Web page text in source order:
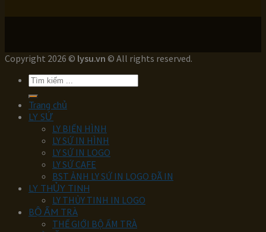
Copyright 2026 © lysu.vn © All rights reserved.
Tìm
Trang chủ
LY SỨ
LY BIẾN HÌNH
LY SỨ IN HÌNH
LY SỨ IN LOGO
LY SỨ CAFE
BST ẢNH LY SỨ IN LOGO ĐÃ IN
LY THỦY TINH
LY THỦY TINH IN LOGO
BỘ ẤM TRÀ
THẾ GIỚI BỘ ẤM TRÀ